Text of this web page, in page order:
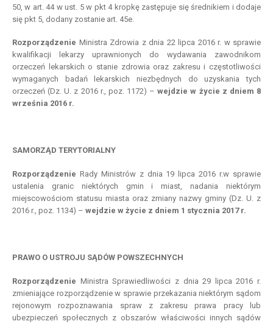
50, w art. 44 w ust. 5 w pkt 4 kropkę zastępuje się średnikiem i dodaje
się pkt 5, dodany zostanie art. 45e.
Rozporządzenie Ministra Zdrowia z dnia 22 lipca 2016 r. w sprawie
kwalifikacji lekarzy uprawnionych do wydawania zawodnikom
orzeczeń lekarskich o stanie zdrowia oraz zakresu i częstotliwości
wymaganych badań lekarskich niezbędnych do uzyskania tych
orzeczeń (Dz. U. z 2016 r., poz. 1172) – wejdziew życie z dniem 8
września 2016 r.
SAMORZĄD TERYTORIALNY
Rozporządzenie Rady Ministrów z dnia 19 lipca 2016 r.w sprawie
ustalenia granic niektórych gmin i miast, nadania niektórym
miejscowościom statusu miasta oraz zmiany nazwy gminy (Dz. U. z
2016 r., poz. 1134) – wejdzie w życie z dniem 1 stycznia 2017 r.
PRAWO O USTROJU SĄDÓW POWSZECHNYCH
Rozporządzenie Ministra Sprawiedliwości z dnia 29 lipca 2016 r.
zmieniające rozporządzenie w sprawie przekazania niektórym sądom
rejonowym rozpoznawania spraw z zakresu prawa pracy lub
ubezpieczeń społecznych z obszarów właściwości innych sądów